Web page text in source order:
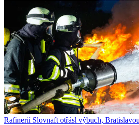
Rafinerií Slovnaft otřásl výbuch,